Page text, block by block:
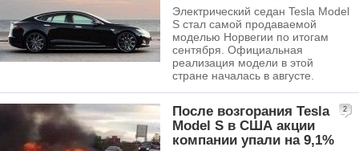
Электрический седан Tesla Model
S стал самой продаваемой
моделью Норвегии по итогам
сентября. Официальная
реализация модели в этой
стране началась в августе.
2
После возгорания Tesla
Model S в США акции
компании упали на 9,1%